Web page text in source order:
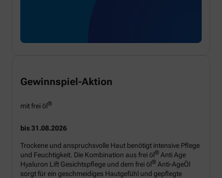
Gewinnspiel-Aktion
mit frei öl®
bis 31.08.2026
Trockene und anspruchsvolle Haut benötigt intensive Pflege
und Feuchtigkeit. Die Kombination aus frei öl® Anti Age
Hyaluron Lift Gesichtspflege und dem frei öl® Anti-AgeÖl
sorgt für ein geschmeidiges Hautgefühl und gepflegte